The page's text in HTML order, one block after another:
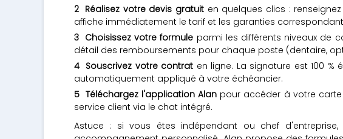
Réalisez votre devis gratuit en quelques clics :
affiche immédiatement le tarif et les garanties
Choisissez votre formule parmi les différents niveaux de
détail des remboursements pour chaque poste (dentaire,
Souscrivez votre contrat en ligne. La signature est 100
automatiquement appliqué à votre échéancier.
Téléchargez l'application Alan pour accéder à votre
service client via le chat intégré.
Astuce : si vous êtes indépendant ou chef